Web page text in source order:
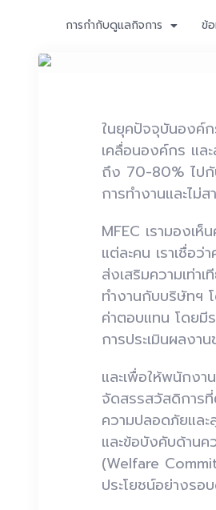
การกำกับดูแลกิจการ ข้
ในยุคปัจจุบันองค์
เคลื่อนองค์กร แล
ถึง 70-80%ไป
การทำงานและไม่
MFEC เรามองเ
แต่ละคน เราเชื่อ
ส่งเสริมความเท่า
ทำงานกับบริษัทฯ
ค่าตอบแทน โดยมี
การประเมินผลง
และเพื่อให้พนักงา
จัดสรรสวัสดิการ
ความปลอดภัยและ
และข้อบังคับด้าน
(Welfare
ประโยชน์อย่างรอ